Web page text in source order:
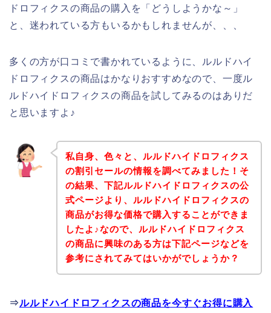
ドロフィクスの商品の購入を「どうしようかな～」
と、迷われている方もいるかもしれませんが、、、
多くの方が口コミで書かれているように、ルルドハイ
ドロフィクスの商品はかなりおすすめなので、一度ル
ルドハイドロフィクスの商品を試してみるのはありだ
と思いますよ♪
私自身、色々と、ルルドハイドロフィクス
の割引セールの情報を調べてみました！そ
の結果、下記ルルドハイドロフィクスの公
式ページより、ルルドハイドロフィクスの
商品がお得な価格で購入することができま
したよ♪なので、ルルドハイドロフィクス
の商品に興味のある方は下記ページなどを
参考にされてみてはいかがでしょうか？
⇒ルルドハイドロフィクスの商品を今すぐお得に購入